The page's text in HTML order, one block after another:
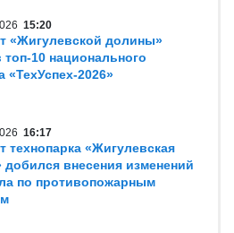
15:20
«Жигулевской долины»
10 национального
«ТехУспех-2026»
16:17
технопарка «Жигулевская
добился внесения изменений
по противопожарным